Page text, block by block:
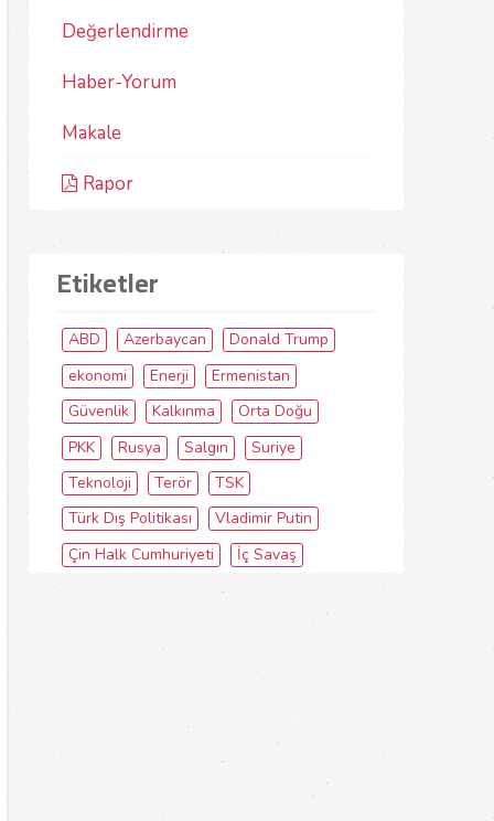
Değerlendirme
Haber-Yorum
Makale
Rapor
Etiketler
ABD Azerbaycan
Donald Trump
ekonomi
Enerji
Ermenistan
Güvenlik
Kalkınma
Orta Doğu
PKK
Rusya Salgın
Suriye
Teknoloji
Terör
TSK
Türk Dış Politikası
Vladimir Putin
Çin Halk Cumhuriyeti
İç Savaş